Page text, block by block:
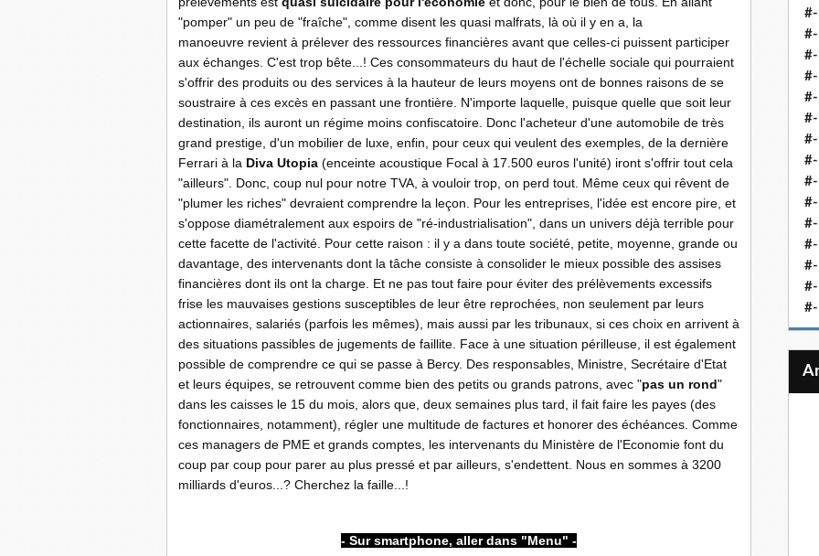
"pomper" un peu de "fraîche", comme disent les quasi malfrats, là où il y en a, la
manoeuvre revient à prélever des ressources financières avant que celles-ci puissent participer
aux échanges. C'est trop bête...! Ces consommateurs du haut de l'échelle sociale qui pourraient
s'offrir des produits ou des services à la hauteur de leurs moyens ont de bonnes raisons de se
soustraire à ces excès en passant une frontière. N'importe laquelle, puisque quelle que soit leur
destination, ils auront un régime moins confiscatoire. Donc l'acheteur d'une automobile de très
grand prestige, d'un mobilier de luxe, enfin, pour ceux qui veulent des exemples, de la dernière
Ferrari à la Diva Utopia (enceinte acoustique Focal à 17.500 euros l'unité) iront s'offrir tout cela
"ailleurs". Donc, coup nul pour notre TVA, à vouloir trop, on perd tout. Même ceux qui rêvent de
"plumer les riches" devraient comprendre la leçon. Pour les entreprises, l'idée est encore pire, et
s'oppose diamétralement aux espoirs de "ré-industrialisation", dans un univers déjà terrible pour
cette facette de l'activité. Pour cette raison : il y a dans toute société, petite, moyenne, grande ou
davantage, des intervenants dont la tâche consiste à consolider le mieux possible des assises
financières dont ils ont la charge. Et ne pas tout faire pour éviter des prélèvements excessifs
frise les mauvaises gestions susceptibles de leur être reprochées, non seulement par leurs
actionnaires, salariés (parfois les mêmes), mais aussi par les tribunaux, si ces choix en arrivent à
des situations passibles de jugements de faillite. Face à une situation périlleuse, il est également
possible de comprendre ce qui se passe à Bercy. Des responsables, Ministre, Secrétaire d'Etat
et leurs équipes, se retrouvent comme bien des petits ou grands patrons, avec "pas un rond"
dans les caisses le 15 du mois, alors que, deux semaines plus tard, il fait faire les payes (des
fonctionnaires, notamment), régler une multitude de factures et honorer des échéances. Comme
ces managers de PME et grands comptes, les intervenants du Ministère de l'Economie font du
coup par coup pour parer au plus pressé et par ailleurs, s'endettent. Nous en sommes à 3200
milliards d'euros...? Cherchez la faille...!
- Sur smartphone, aller dans "Menu" -
#-
#-
#-
#-
#-
#-
#-
#-
#-